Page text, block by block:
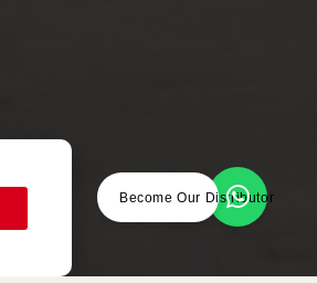
Become Our Distributor